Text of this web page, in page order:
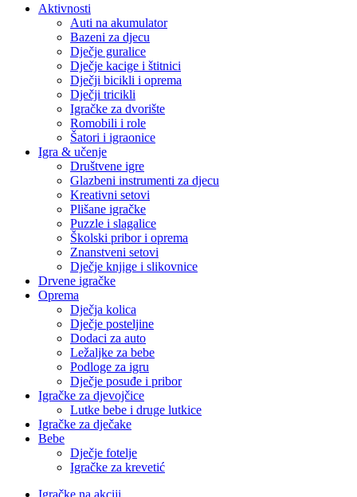
Aktivnosti
Auti na akumulator
Bazeni za djecu
Dječje guralice
Dječje kacige i štitnici
Dječji bicikli i oprema
Dječji tricikli
Igračke za dvorište
Romobili i role
Šatori i igraonice
Igra & učenje
Društvene igre
Glazbeni instrumenti za djecu
Kreativni setovi
Plišane igračke
Puzzle i slagalice
Školski pribor i oprema
Znanstveni setovi
Dječje knjige i slikovnice
Drvene igračke
Oprema
Dječja kolica
Dječje posteljine
Dodaci za auto
Ležaljke za bebe
Podloge za igru
Dječje posuđe i pribor
Igračke za djevojčice
Lutke bebe i druge lutkice
Igračke za dječake
Bebe
Dječje fotelje
Igračke za krevetić
Igračke na akciji